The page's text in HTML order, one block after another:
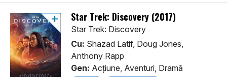
Star Trek: Discovery (2017)
Star Trek: Discovery
Cu: Shazad Latif, Doug Jones,
Anthony Rapp
Gen: Acţiune, Aventuri, Dramă